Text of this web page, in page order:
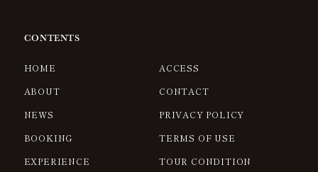
CONTENTS
HOME
ABOUT
NEWS
BOOKING
EXPERIENCE
ACCESS
CONTACT
PRIVACY POLICY
TERMS OF USE
TOUR CONDITION